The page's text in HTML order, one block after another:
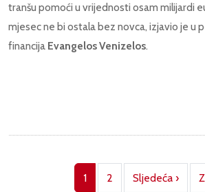
tranšu pomoći u vrijednosti osam milijardi
mjesec ne bi ostala bez novca, izjavio je u
financija Evangelos Venizelos.
1 2 Sljedeća ›Next